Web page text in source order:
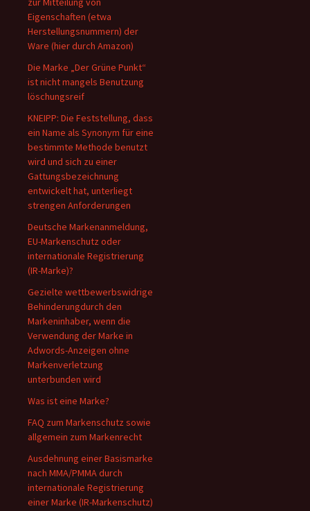
Eigenschaften (etwa
Herstellungsnummern) der
Ware (hier durch Amazon)
Die Marke „Der Grüne Punkt“
ist nicht mangels Benutzung
löschungsreif
KNEIPP: Die Feststellung, dass
ein Name als Synonym für eine
bestimmte Methode benutzt
wird und sich zu einer
Gattungsbezeichnung
entwickelt hat, unterliegt
strengen Anforderungen
Deutsche Markenanmeldung,
EU-Markenschutz oder
internationale Registrierung
(IR-Marke)?
Gezielte wettbewerbswidrige
Behinderungdurch den
Markeninhaber, wenn die
Verwendung der Marke in
Adwords-Anzeigen ohne
Markenverletzung
unterbunden wird
Was ist eine Marke?
FAQ zum Markenschutz sowie
allgemein zum Markenrecht
Ausdehnung einer Basismarke
nach MMA/PMMA durch
internationale Registrierung
einer Marke (IR-Markenschutz)